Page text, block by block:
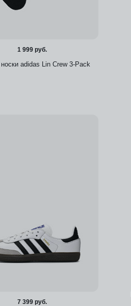
1 999 руб.
adidas Lin Crew 3-Pack
7 399 руб.